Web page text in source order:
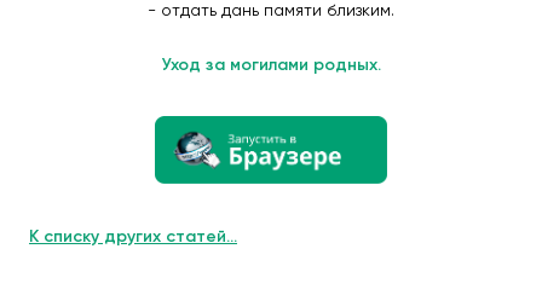
- отдать дань памяти близким.
Уход за могилами родных.
К списку других статей...